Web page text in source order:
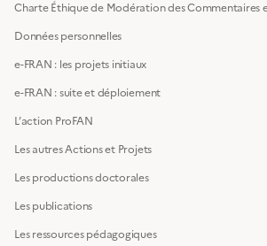
Charte Éthique de Modération des Commentaires
Données personnelles
e-FRAN : les projets initiaux
e-FRAN : suite et déploiement
L’action ProFAN
Les autres Actions et Projets
Les productions doctorales
Les publications
Les ressources pédagogiques